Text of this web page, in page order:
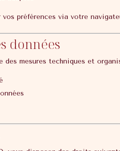
préférences via votre
données
mesures techniques et